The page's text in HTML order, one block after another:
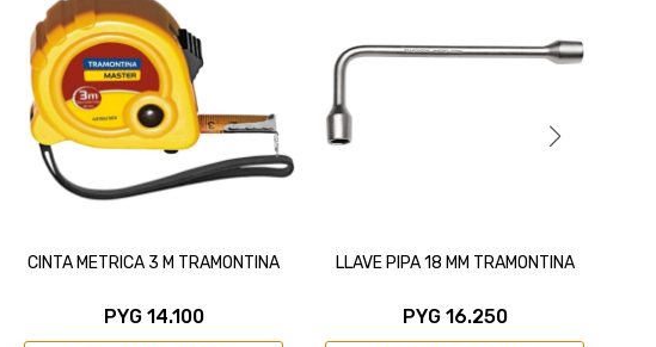
CINTA METRICA 3 M TRAMONTINA
PYG 14.100
LLAVE PIPA 18 MM TRAMONTINA
PYG 16.250